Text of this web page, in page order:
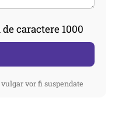
caractere 1000
vor fi suspendate